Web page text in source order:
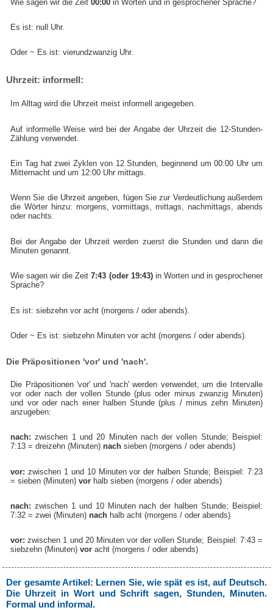
Wie sagen wir die Zeit00:00 in Worten und in gesprochener Sprache?
Es ist: null Uhr.
Oder ~ Es ist: vierundzwanzig Uhr.
Uhrzeit: informell:
Im Alltag wird die Uhrzeit meist informell angegeben.
Auf informelle Weise wird bei der Angabe der Uhrzeit die 12-Stunden-
Zählung verwendet.
Ein Tag hat zwei Zyklen von 12 Stunden, beginnend um 00:00 Uhr um
Mitternacht und um 12:00 Uhr mittags.
Wenn Sie die Uhrzeit angeben, fügen Sie zur Verdeutlichung außerdem
die Wörter hinzu: morgens, vormittags, mittags, nachmittags, abends
oder nachts.
Bei der Angabe der Uhrzeit werden zuerst die Stunden und dann die
Minuten genannt.
Wie sagen wir die Zeit7:43 (oder 19:43)in Worten und in gesprochener
Sprache?
Es ist: siebzehn vor acht (morgens / oder abends).
Oder ~ Es ist: siebzehn Minuten vor acht (morgens / oder abends).
Die Präpositionen 'vor' und 'nach'.
Die Präpositionen 'vor' und 'nach' werden verwendet, um die Intervalle
vor oder nach der vollen Stunde (plus oder minus zwanzig Minuten)
und vor oder nach einer halben Stunde (plus / minus zehn Minuten)
anzugeben:
nach: zwischen 1 und 20 Minuten nach der vollen Stunde; Beispiel:
7:13 = dreizehn (Minuten)nach sieben (morgens / oder abends)
vor: zwischen 1 und 10 Minuten vor der halben Stunde; Beispiel: 7:23
= sieben (Minuten)vor halb sieben (morgens / oder abends)
nach: zwischen 1 und 10 Minuten nach der halben Stunde; Beispiel:
7:32 = zwei (Minuten)nach halb acht (morgens / oder abends)
vor: zwischen 1 und 20 Minuten vor der vollen Stunde; Beispiel: 7:43 =
siebzehn (Minuten)vor acht (morgens / oder abends)
Der gesamte Artikel: Lernen Sie, wie spät es ist, auf Deutsch.
Die Uhrzeit in Wort und Schrift sagen, Stunden, Minuten.
Formal und informal.